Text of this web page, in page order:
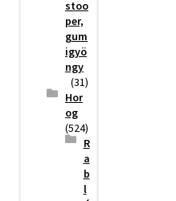
stoo
per,
gum
igyö
ngy
(31)
Hor
og
(524)
R
a
b
l